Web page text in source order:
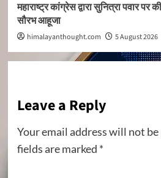
महाराष्ट्र कांग्रेस द्वारा सुनित्रा पवार पर
सौरभ आहूजा
himalayanthought.com 5 August 2026
Leave a Reply
Your email address will not
fields are marked *